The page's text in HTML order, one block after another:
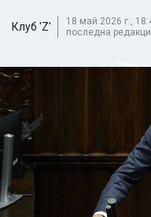
Клуб 'Z'
18 май 2026 г.,
последна